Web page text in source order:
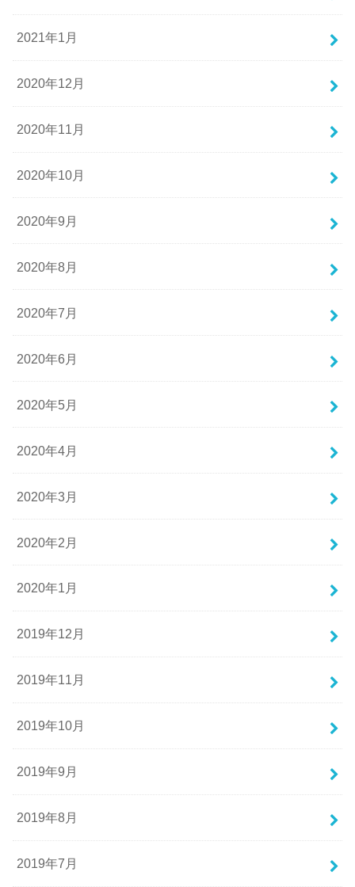
2021年1月
2020年12月
2020年11月
2020年10月
2020年9月
2020年8月
2020年7月
2020年6月
2020年5月
2020年4月
2020年3月
2020年2月
2020年1月
2019年12月
2019年11月
2019年10月
2019年9月
2019年8月
2019年7月